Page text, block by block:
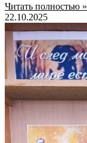
Читать полностью »
22.10.2025